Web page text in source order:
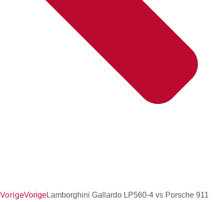
VorigeVorigeLamborghini Gallardo LP560-4 vs Porsche 911